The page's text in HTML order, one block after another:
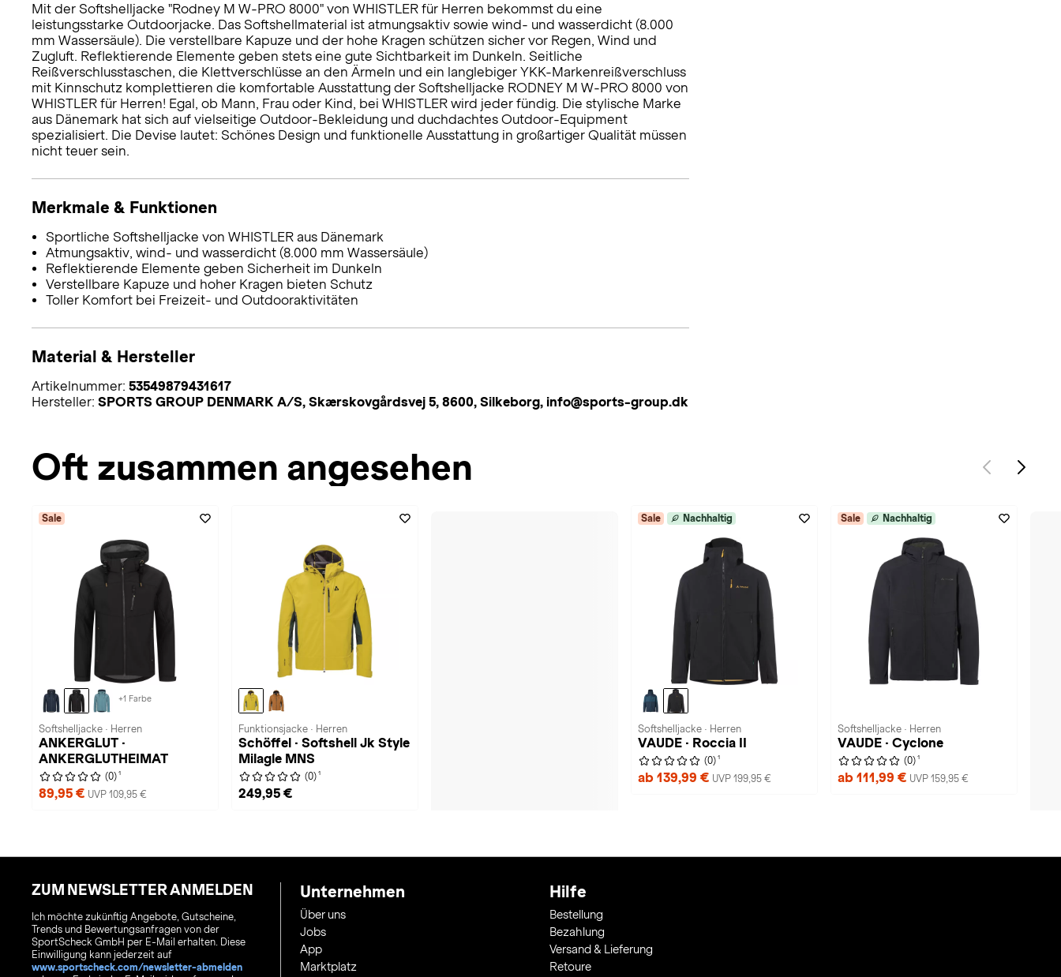
Mit der Softshelljacke "Rodney M W-PRO 8000" von WHISTLER für Herren bekommst du eine
leistungsstarke Outdoorjacke. Das Softshellmaterial ist atmungsaktiv sowie wind- und wasserdicht (8.000
mm Wassersäule). Die verstellbare Kapuze und der hohe Kragen schützen sicher vor Regen, Wind und
Zugluft. Reflektierende Elemente geben stets eine gute Sichtbarkeit im Dunkeln. Seitliche
Reißverschlusstaschen, die Klettverschlüsse an den Ärmeln und ein langlebiger YKK-Markenreißverschluss
mit Kinnschutz komplettieren die komfortable Ausstattung der Softshelljacke RODNEY M W-PRO 8000 von
WHISTLER für Herren! Egal, ob Mann, Frau oder Kind, bei WHISTLER wird jeder fündig. Die stylische Marke
aus Dänemark hat sich auf vielseitige Outdoor-Bekleidung und duchdachtes Outdoor-Equipment
spezialisiert. Die Devise lautet: Schönes Design und funktionelle Ausstattung in großartiger Qualität müssen
nicht teuer sein.
Merkmale & Funktionen
Sportliche Softshelljacke von WHISTLER aus Dänemark
Atmungsaktiv, wind- und wasserdicht (8.000 mm Wassersäule)
Reflektierende Elemente geben Sicherheit im Dunkeln
Verstellbare Kapuze und hoher Kragen bieten Schutz
Toller Komfort bei Freizeit- und Outdooraktivitäten
Material & Hersteller
Artikelnummer: 53549879431617
Hersteller: SPORTS GROUP DENMARK A/S, Skærskovgårdsvej 5, 8600, Silkeborg, info@sports-group.dk
Oft zusammen angesehen
Sale
+1 Farbe
Softshelljacke · Herren
ANKERGLUT ·
ANKERGLUTHEIMAT
(0) 1
89,95 € UVP 109,95 €
Funktionsjacke · Herren
Schöffel · Softshell Jk Style
Milagle MNS
(0) 1
249,95 €
Sale Nachhaltig
Softshelljacke · Herren
VAUDE · Roccia II
(0) 1
ab 139,99 € UVP 199,95 €
Sale Nachhaltig
Softshelljacke · Herren
VAUDE · Cyclone
(0) 1
ab 111,99 € UVP 159,95 €
ZUM NEWSLETTER ANMELDEN
Ich möchte zukünftig Angebote, Gutscheine,
Trends und Bewertungsanfragen von der
SportScheck GmbH per E-Mail erhalten. Diese
Einwilligung kann jederzeit auf
www.sportscheck.com/newsletter-abmelden
Unternehmen
Über uns
Jobs
App
Marktplatz
Hilfe
Bestellung
Bezahlung
Versand & Lieferung
Retoure